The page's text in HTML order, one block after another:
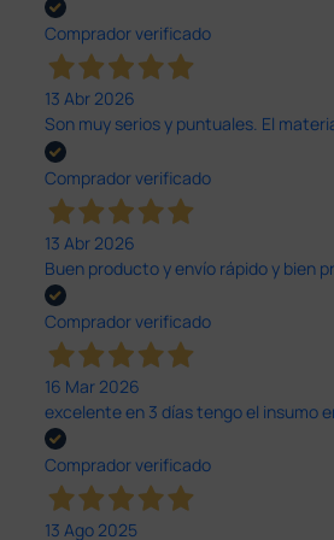
Comprador verificado
13 Abr 2026
Son muy serios y puntuales. El
Comprador verificado
13 Abr 2026
Buen producto y envío rápido y bien
Comprador verificado
16 Mar 2026
excelente en 3 días tengo el insumo
Comprador verificado
13 Ago 2025